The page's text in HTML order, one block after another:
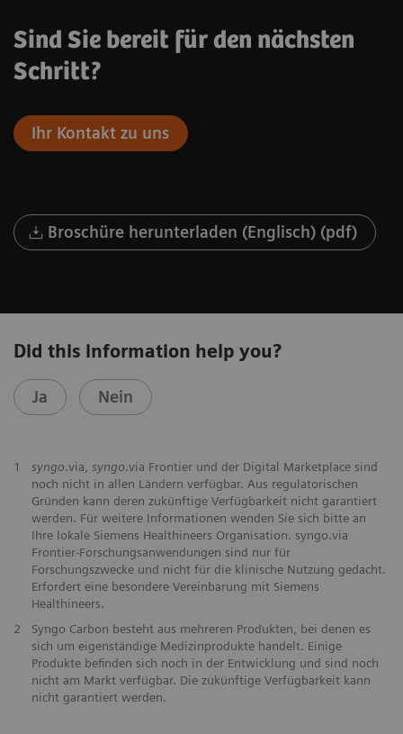
Sind Sie bereit für den nächsten
Schritt?
Ihr Kontakt zu uns
Broschüre herunterladen (Englisch) (pdf)
Did this information help you?
Ja Nein
1 syngo.via, syngo.via Frontier und der Digital Marketplace sind
noch nicht in allen Ländern verfügbar. Aus regulatorischen
Gründen kann deren zukünftige Verfügbarkeit nicht garantiert
werden. Für weitere Informationen wenden Sie sich bitte an
Ihre lokale Siemens Healthineers Organisation. syngo.via
Frontier-Forschungsanwendungen sind nur für
Forschungszwecke und nicht für die klinische Nutzung gedacht.
Erfordert eine besondere Vereinbarung mit Siemens
Healthineers.
2
Syngo Carbon besteht aus mehreren Produkten, bei denen es
sich um eigenständige Medizinprodukte handelt. Einige
Produkte befinden sich noch in der Entwicklung und sind noch
nicht am Markt verfügbar. Die zukünftige Verfügbarkeit kann
nicht garantiert werden.